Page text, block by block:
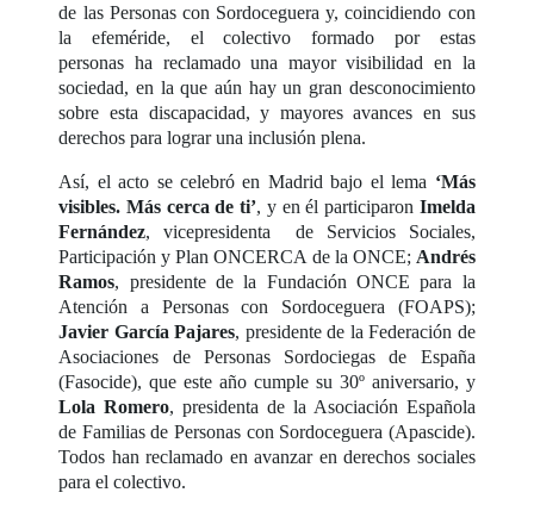
de las Personas con Sordoceguera y, coincidiendo con
la efeméride, el colectivo formado por estas
personas ha reclamado una mayor visibilidad en la
sociedad, en la que aún hay un gran desconocimiento
sobre esta discapacidad, y mayores avances en sus
derechos para lograr una inclusión plena.
Así, el acto se celebró en Madrid bajo el lema ‘Más
visibles. Más cerca de ti’, y en él participaron Imelda
Fernández, vicepresidenta de Servicios Sociales,
Participación y Plan ONCERCA de la ONCE; Andrés
Ramos, presidente de la Fundación ONCE para la
Atención a Personas con Sordoceguera (FOAPS);
Javier García Pajares, presidente de la Federación de
Asociaciones de Personas Sordociegas de España
(Fasocide), que este año cumple su 30º aniversario, y
Lola Romero, presidenta de la Asociación Española
de Familias de Personas con Sordoceguera (Apascide).
Todos han reclamado en avanzar en derechos sociales
para el colectivo.